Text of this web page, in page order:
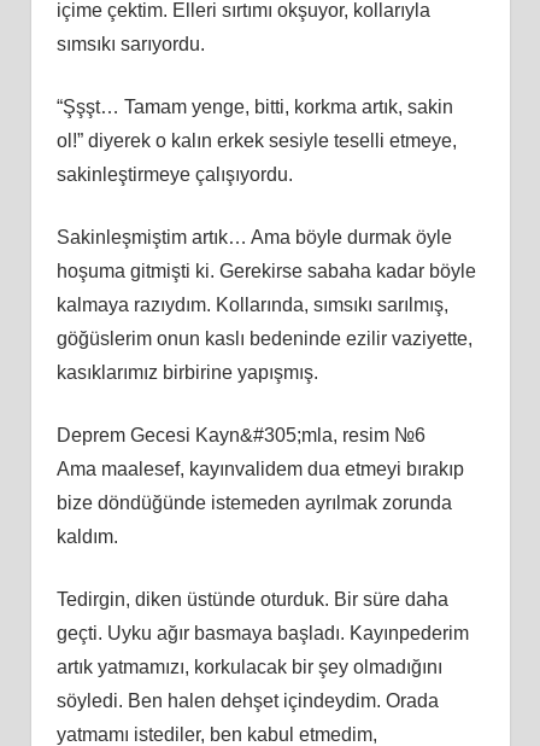
içime çektim. Elleri sırtımı okşuyor, kollarıyla
sımsıkı sarıyordu.
“Şşşt… Tamam yenge, bitti, korkma artık, sakin
ol!” diyerek o kalın erkek sesiyle teselli etmeye,
sakinleştirmeye çalışıyordu.
Sakinleşmiştim artık… Ama böyle durmak öyle
hoşuma gitmişti ki. Gerekirse sabaha kadar böyle
kalmaya razıydım. Kollarında, sımsıkı sarılmış,
göğüslerim onun kaslı bedeninde ezilir vaziyette,
kasıklarımız birbirine yapışmış.
Deprem Gecesi Kayn&#305;mla, resim №6
Ama maalesef, kayınvalidem dua etmeyi bırakıp
bize döndüğünde istemeden ayrılmak zorunda
kaldım.
Tedirgin, diken üstünde oturduk. Bir süre daha
geçti. Uyku ağır basmaya başladı. Kayınpederim
artık yatmamızı, korkulacak bir şey olmadığını
söyledi. Ben halen dehşet içindeydim. Orada
yatmamı istediler, ben kabul etmedim,